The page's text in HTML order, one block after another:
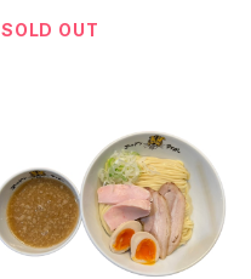
SOLD OUT